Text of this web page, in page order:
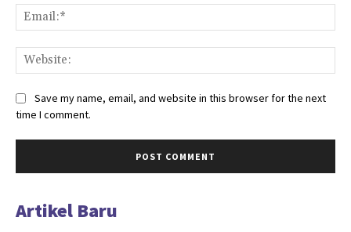
Save my name, email, and website in this browser for the next
time I comment.
Artikel Baru